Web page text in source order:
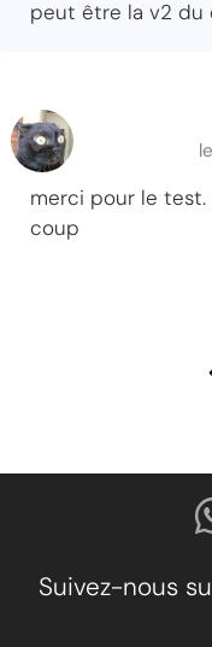
peut être la v2 du
merci pour le test.
coup
Suivez-nous